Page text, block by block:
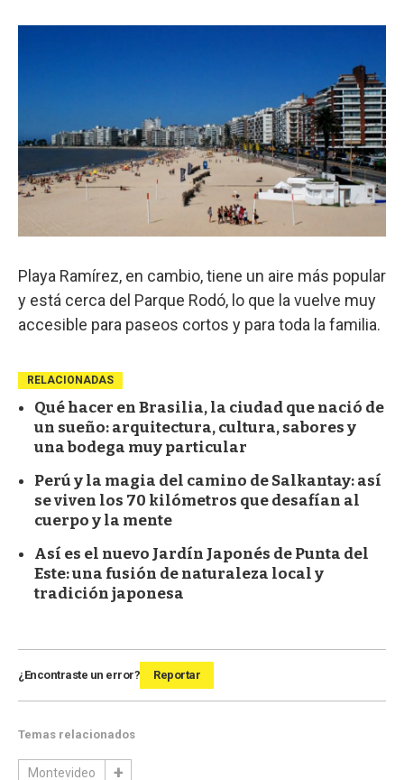
Playa Ramírez, en cambio, tiene un aire más popular
y está cerca del Parque Rodó, lo que la vuelve muy
accesible para paseos cortos y para toda la familia.
RELACIONADAS
Qué hacer en Brasilia, la ciudad que nació de
un sueño: arquitectura, cultura, sabores y
una bodega muy particular
Perú y la magia del camino de Salkantay: así
se viven los 70 kilómetros que desafían al
cuerpo y la mente
Así es el nuevo Jardín Japonés de Punta del
Este: una fusión de naturaleza local y
tradición japonesa
¿Encontraste un error? Reportar
Temas relacionados
Montevideo